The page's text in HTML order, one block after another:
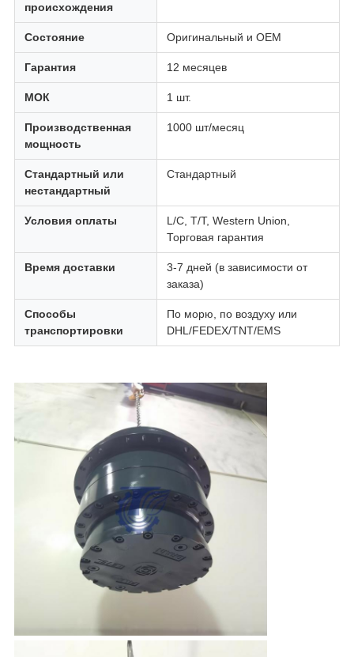
происхождения
Состояние Оригинальный и OEM
Гарантия 12 месяцев
МОК 1 шт.
Производственная
мощность
1000 шт/месяц
Стандартный или
нестандартный
Стандартный
Условия оплаты
L/C, T/T, Western Union,
Торговая гарантия
Время доставки
3-7 дней (в зависимости от
заказа)
Способы
транспортировки
По морю, по воздуху или
DHL/FEDEX/TNT/EMS